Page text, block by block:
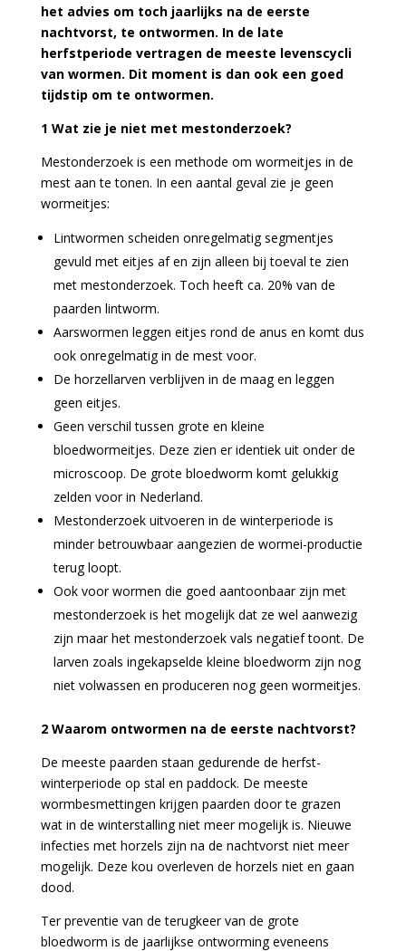
het advies om toch jaarlijks na de eerste
nachtvorst, te ontwormen. In de late
herfstperiode vertragen de meeste levenscycli
van wormen. Dit moment is dan ook een goed
tijdstip om te ontwormen.
1 Wat zie je niet met mestonderzoek?
Mestonderzoek is een methode om wormeitjes in de
mest aan te tonen. In een aantal geval zie je geen
wormeitjes:
Lintwormen scheiden onregelmatig segmentjes
gevuld met eitjes af en zijn alleen bij toeval te zien
met mestonderzoek. Toch heeft ca. 20% van de
paarden lintworm.
Aarswormen leggen eitjes rond de anus en komt dus
ook onregelmatig in de mest voor.
De horzellarven verblijven in de maag en leggen
geen eitjes.
Geen verschil tussen grote en kleine
bloedwormeitjes. Deze zien er identiek uit onder de
microscoop. De grote bloedworm komt gelukkig
zelden voor in Nederland.
Mestonderzoek uitvoeren in de winterperiode is
minder betrouwbaar aangezien de wormei-productie
terug loopt.
Ook voor wormen die goed aantoonbaar zijn met
mestonderzoek is het mogelijk dat ze wel aanwezig
zijn maar het mestonderzoek vals negatief toont. De
larven zoals ingekapselde kleine bloedworm zijn nog
niet volwassen en produceren nog geen wormeitjes.
2 Waarom ontwormen na de eerste nachtvorst?
De meeste paarden staan gedurende de herfst-
winterperiode op stal en paddock. De meeste
wormbesmettingen krijgen paarden door te grazen
wat in de winterstalling niet meer mogelijk is. Nieuwe
infecties met horzels zijn na de nachtvorst niet meer
mogelijk. Deze kou overleven de horzels niet en gaan
dood.
Ter preventie van de terugkeer van de grote
bloedworm is de jaarlijkse ontworming eveneens